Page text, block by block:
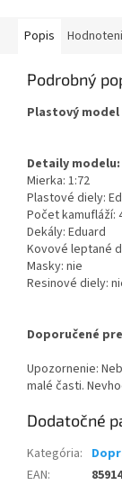
Popis
Podrobný
Plastový
Detaily modelu:
Mierka: 1:72
Plastové diely:
Počet kamufláží:
Dekály: Eduard
Kovové leptané
Masky: nie
Resinové diely:
Doporučené
Upozornenie:
malé časti.
Dodatočné
Kategória:
EAN: